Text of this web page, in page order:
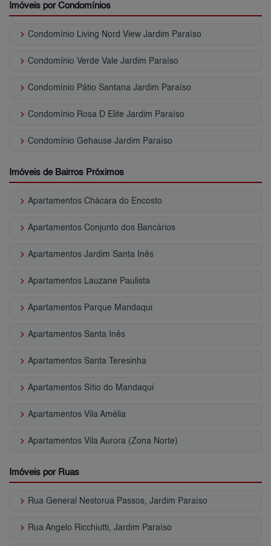
Imóveis por Condomínios
keyboard_arrow_right Condomínio Living Nord View Jardim Paraíso
keyboard_arrow_right Condomínio Verde Vale Jardim Paraíso
keyboard_arrow_right Condomínio Pátio Santana Jardim Paraíso
keyboard_arrow_right Condomínio Rosa D Elite Jardim Paraíso
keyboard_arrow_right Condomínio Gehause Jardim Paraíso
Imóveis de Bairros Próximos
keyboard_arrow_right Apartamentos Chácara do Encosto
keyboard_arrow_right Apartamentos Conjunto dos Bancários
keyboard_arrow_right Apartamentos Jardim Santa Inês
keyboard_arrow_right Apartamentos Lauzane Paulista
keyboard_arrow_right Apartamentos Parque Mandaqui
keyboard_arrow_right Apartamentos Santa Inês
keyboard_arrow_right Apartamentos Santa Teresinha
keyboard_arrow_right Apartamentos Sítio do Mandaqui
keyboard_arrow_right Apartamentos Vila Amélia
keyboard_arrow_right Apartamentos Vila Aurora (Zona Norte)
Imóveis por Ruas
keyboard_arrow_right Rua General Nestorua Passos, Jardim Paraíso
keyboard_arrow_right Rua Angelo Ricchiutti, Jardim Paraíso